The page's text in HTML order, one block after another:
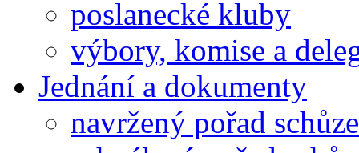
poslanecké kluby
výbory, komise a
Jednání a dokumenty
navržený pořad schůze